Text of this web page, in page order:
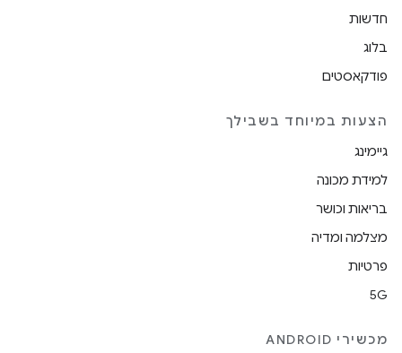
חדשות
בלוג
פודקאסטים
הצעות במיוחד בשבילך
גיימינג
למידת מכונה
בריאות וכושר
מצלמה ומדיה
פרטיות
5G
מכשירי ANDROID